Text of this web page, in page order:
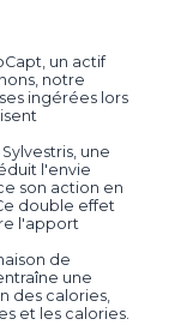
un actif
notre
ingérées lors
une
l'envie
son action en
double effet
l'apport
de
une
des calories,
et les calories.